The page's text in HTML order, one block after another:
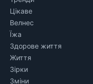
Цікаве
Велнес
Їжа
Здорове життя
Життя
Зірки
Зміни